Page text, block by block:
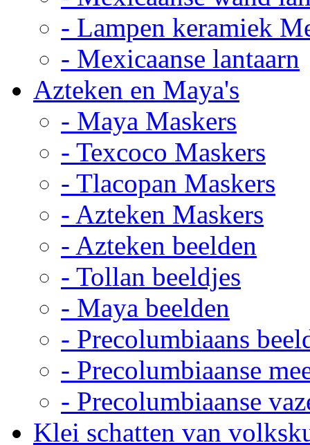
- Lampen keramiek
- Mexicaanse lantaarn
Azteken en Maya's
- Maya Maskers
- Texcoco Maskers
- Tlacopan Maskers
- Azteken Maskers
- Azteken beelden
- Tollan beeldjes
- Maya beelden
- Precolumbiaans
- Precolumbiaanse
- Precolumbiaanse
Klei schatten van